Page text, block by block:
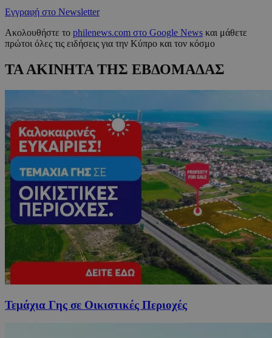
Εγγραφή στο Newsletter
Ακολουθήστε το philenews.com στο Google News και μάθετε
πρώτοι όλες τις ειδήσεις για την Κύπρο και τον κόσμο
ΤΑ ΑΚΙΝΗΤΑ ΤΗΣ ΕΒΔΟΜΑΔΑΣ
Τεμάχια Γης σε Οικιστικές Περιοχές